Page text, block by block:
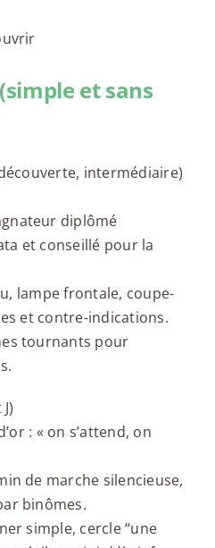
et sans
intermédiaire)
diplômé
et conseillé pour la
lampe frontale, coupe-
et contre-indications.
tournants pour
: « on s’attend, on
de marche silencieuse,
binômes.
simple, cercle “une